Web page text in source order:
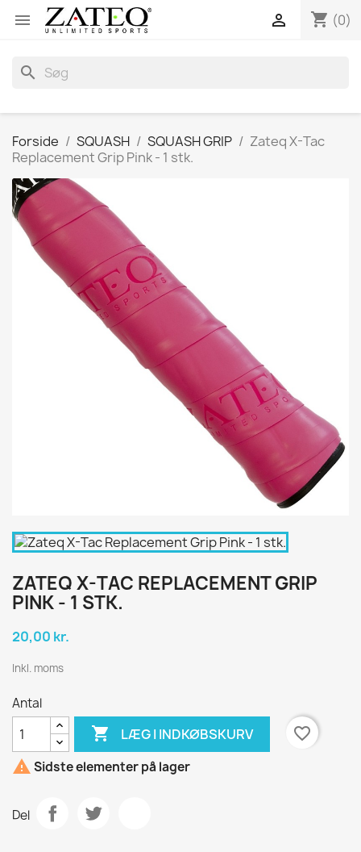
 shopping_cart (0)

search
Forside SQUASH SQUASH GRIP
Zateq X-Tac
Replacement Grip Pink - 1 stk.
ZATEQ X-TAC REPLACEMENT GRIP
PINK - 1 STK.
20,00 kr.
Inkl. moms
Antal
 LÆG I INDKØBSKURV
favorite_border
 Sidste elementer på lager
Del